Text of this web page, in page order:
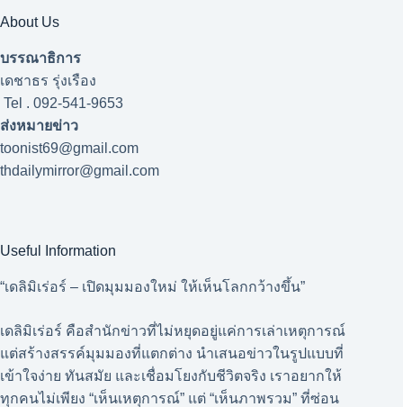
About Us
บรรณาธิการ
เดชาธร รุ่งเรือง
Tel . 092-541-9653
ส่งหมายข่าว
toonist69@gmail.com
thdailymirror@gmail.com
Useful Information
“เดลิมิเร่อร์ – เปิดมุมมองใหม่ ให้เห็นโลกกว้างขึ้น”
เดลิมิเร่อร์ คือสำนักข่าวที่ไม่หยุดอยู่แค่การเล่าเหตุการณ์
แต่สร้างสรรค์มุมมองที่แตกต่าง นำเสนอข่าวในรูปแบบที่
เข้าใจง่าย ทันสมัย และเชื่อมโยงกับชีวิตจริง เราอยากให้
ทุกคนไม่เพียง “เห็นเหตุการณ์” แต่ “เห็นภาพรวม” ที่ซ่อน